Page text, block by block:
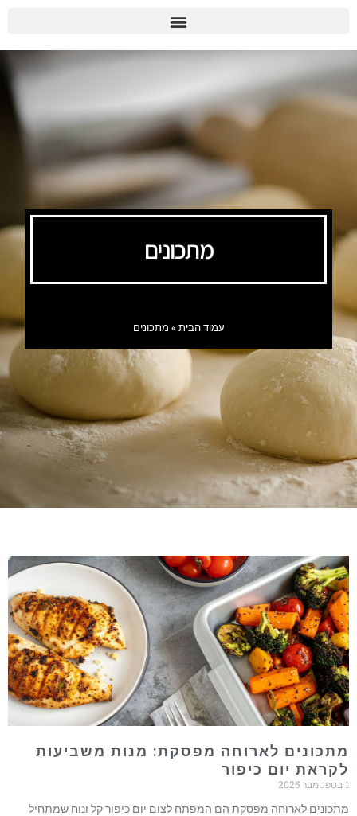
מתכונים
עמוד הבית » מתכונים
מתכונים לארוחה מפסקת: מנות משביעות
לקראת יום כיפור
1 בספטמבר 2025
מתכונים לארוחה מפסקת הם המפתח לצום יום כיפור קל ונוח שמתחיל